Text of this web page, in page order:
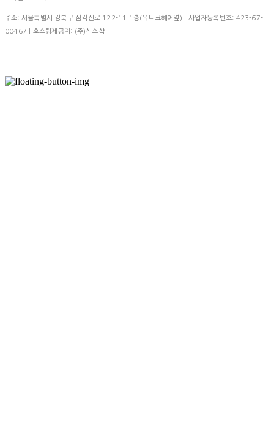
주소: 서울특별시 강북구 삼각산로 122-11 1층(유니크헤어옆) | 사업자등록번호: 423-67-
00467
| 호스팅제공자: (주)식스샵